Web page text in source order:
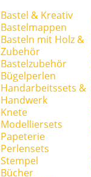
Bastel & Kreativ
Bastelmappen
Basteln mit Holz &
Zubehör
Bastelzubehör
Bügelperlen
Handarbeitssets &
Handwerk
Knete
Modelliersets
Papeterie
Perlensets
Stempel
Bücher